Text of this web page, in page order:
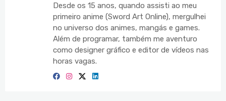
Desde os 15 anos, quando assisti ao meu
primeiro anime (Sword Art Online), mergulhei
no universo dos animes, mangás e games.
Além de programar, também me aventuro
como designer gráfico e editor de vídeos nas
horas vagas.